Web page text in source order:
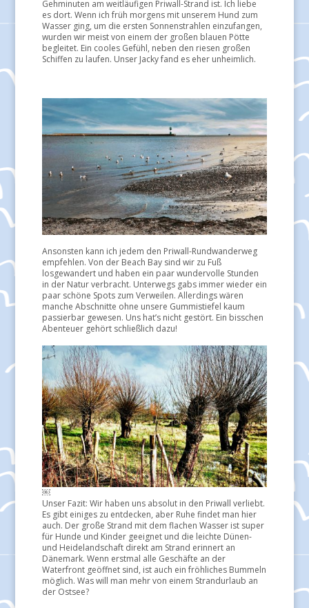
Gehminuten am weitläufigen Priwall-Strand ist. Ich liebe
es dort. Wenn ich früh morgens mit unserem Hund zum
Wasser ging, um die ersten Sonnenstrahlen einzufangen,
wurden wir meist von einem der großen blauen Pötte
begleitet. Ein cooles Gefühl, neben den riesen großen
Schiffen zu laufen. Unser Jacky fand es eher unheimlich.
Ansonsten kann ich jedem den Priwall-Rundwanderweg
empfehlen. Von der Beach Bay sind wir zu Fuß
losgewandert und haben ein paar wundervolle Stunden
in der Natur verbracht. Unterwegs gabs immer wieder ein
paar schöne Spots zum Verweilen. Allerdings wären
manche Abschnitte ohne unsere Gummistiefel kaum
passierbar gewesen. Uns hat’s nicht gestört. Ein bisschen
Abenteuer gehört schließlich dazu!
￼
Unser Fazit: Wir haben uns absolut in den Priwall verliebt.
Es gibt einiges zu entdecken, aber Ruhe findet man hier
auch. Der große Strand mit dem flachen Wasser ist super
für Hunde und Kinder geeignet und die leichte Dünen-
und Heidelandschaft direkt am Strand erinnert an
Dänemark. Wenn erstmal alle Geschäfte an der
Waterfront geöffnet sind, ist auch ein fröhliches Bummeln
möglich. Was will man mehr von einem Strandurlaub an
der Ostsee?